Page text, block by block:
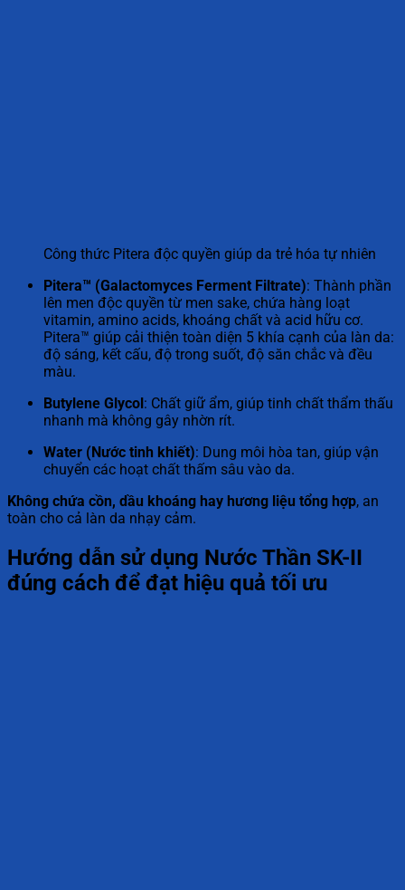
Công thức Pitera độc quyền giúp da trẻ hóa tự nhiên
Pitera™ (Galactomyces Ferment Filtrate): Thành phần
lên men độc quyền từ men sake, chứa hàng loạt
vitamin, amino acids, khoáng chất và acid hữu cơ.
Pitera™ giúp cải thiện toàn diện 5 khía cạnh của làn da:
độ sáng, kết cấu, độ trong suốt, độ săn chắc và đều
màu.
Butylene Glycol : Chất giữ ẩm, giúp tinh chất thẩm thấu
nhanh mà không gây nhờn rít.
Water (Nước tinh khiết): Dung môi hòa tan, giúp vận
chuyển các hoạt chất thấm sâu vào da.
Không chứa cồn, dầu khoáng hay hương liệu tổng hợp, an
toàn cho cả làn da nhạy cảm.
Hướng dẫn sử dụng Nước Thần SK-II
đúng cách để đạt hiệu quả tối ưu